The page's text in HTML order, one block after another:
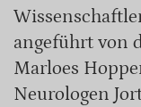
angeführt von
Marloes
Neurologen